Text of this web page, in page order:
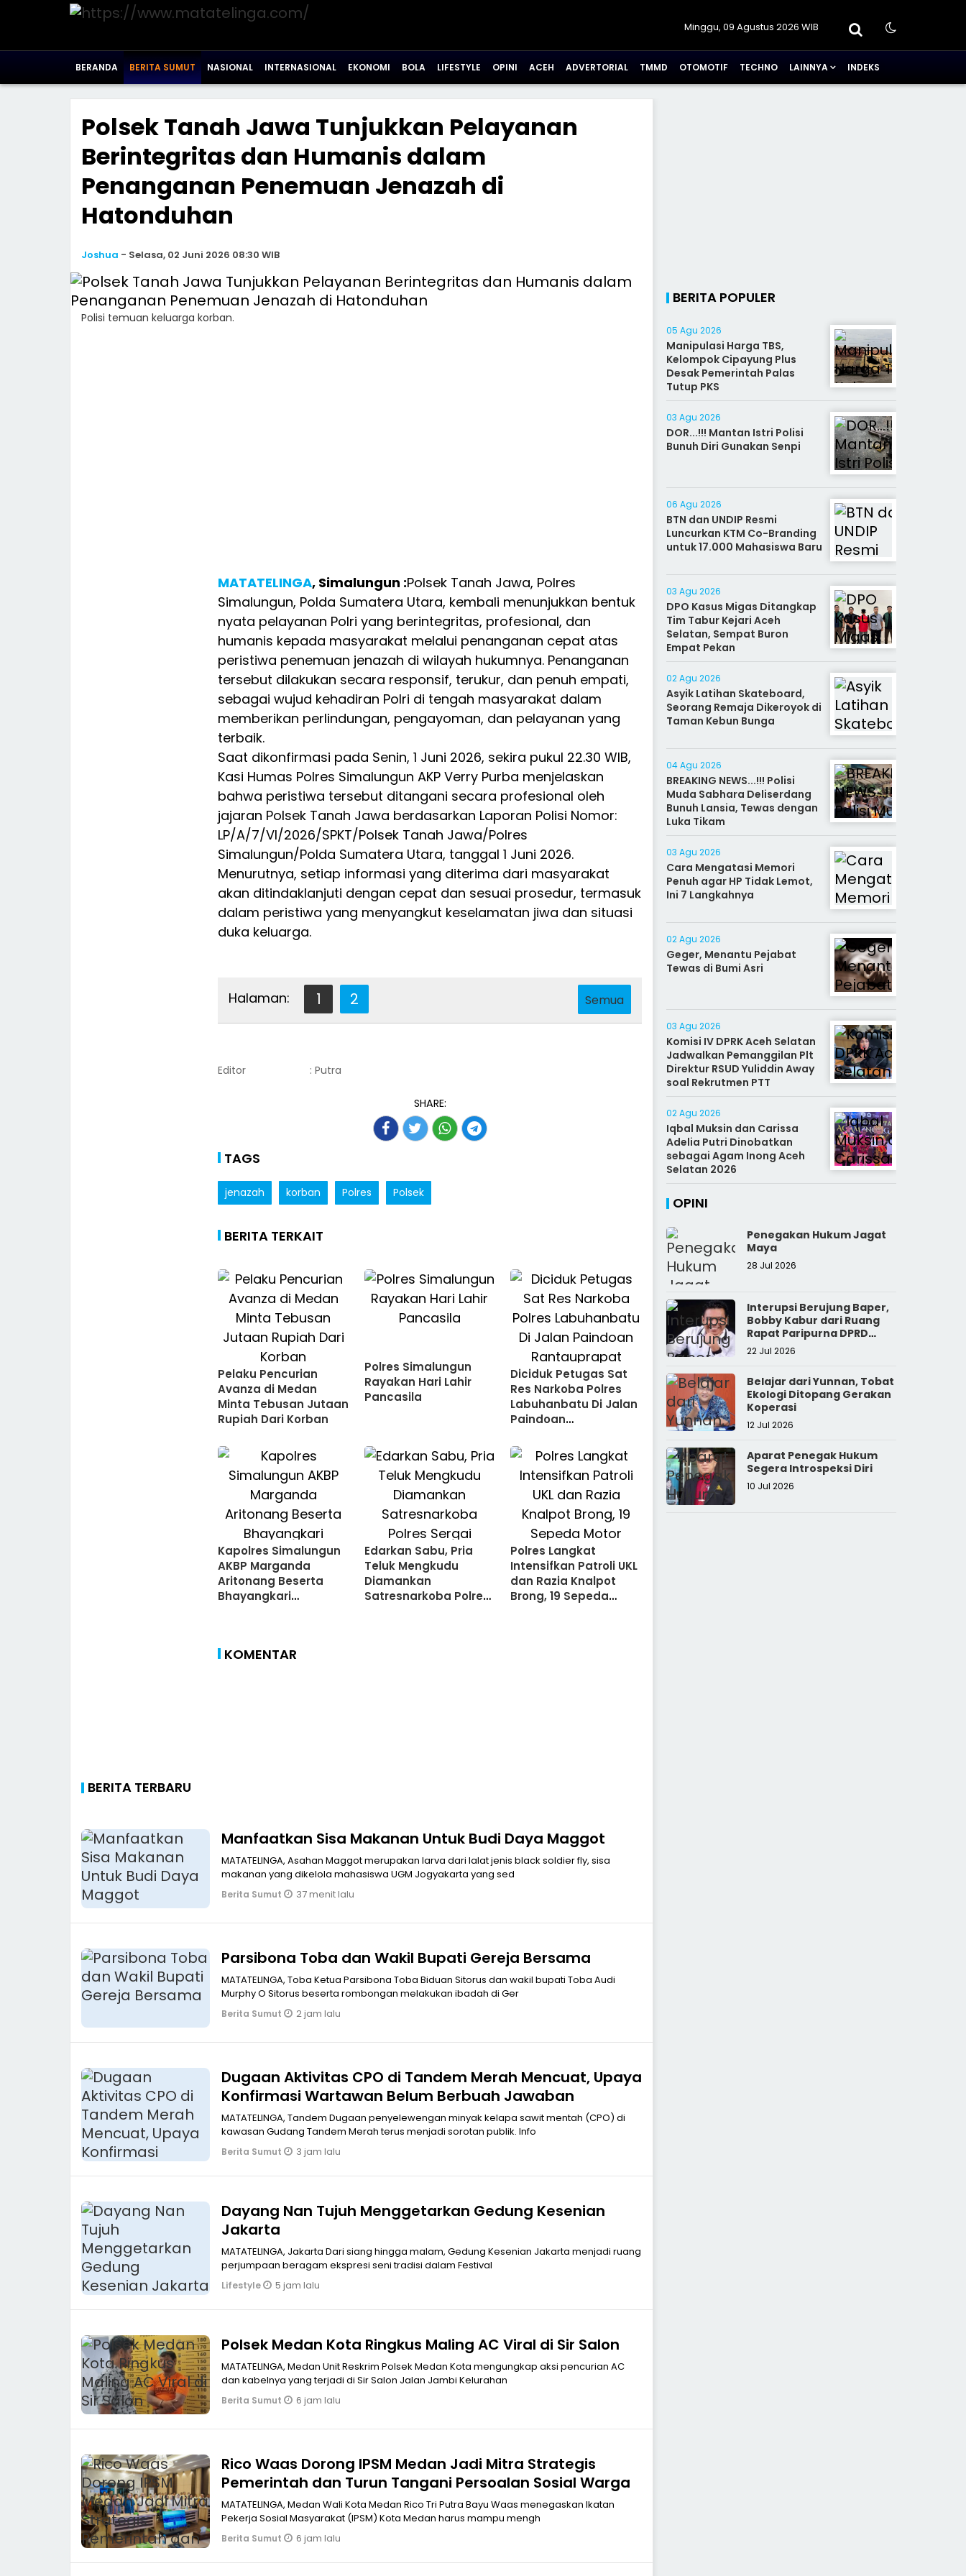
Minggu, 09 Agustus 2026 WIB
BERANDA BERITA SUMUT NASIONAL INTERNASIONAL EKONOMI BOLA LIFESTYLE OPINI ACEH ADVERTORIAL TMMD OTOMOTIF TECHNO LAINNYA INDEKS
Polsek Tanah Jawa Tunjukkan Pelayanan
Berintegritas dan Humanis dalam
Penanganan Penemuan Jenazah di
Hatonduhan
Joshua - Selasa, 02 Juni 2026 08:30 WIB
Polisi temuan keluarga korban.
MATATELINGA, Simalungun :Polsek Tanah Jawa, Polres
Simalungun, Polda Sumatera Utara, kembali menunjukkan bentuk
nyata pelayanan Polri yang berintegritas, profesional, dan
humanis kepada masyarakat melalui penanganan cepat atas
peristiwa penemuan jenazah di wilayah hukumnya. Penanganan
tersebut dilakukan secara responsif, terukur, dan penuh empati,
sebagai wujud kehadiran Polri di tengah masyarakat dalam
memberikan perlindungan, pengayoman, dan pelayanan yang
terbaik.
Saat dikonfirmasi pada Senin, 1 Juni 2026, sekira pukul 22.30 WIB,
Kasi Humas Polres Simalungun AKP Verry Purba menjelaskan
bahwa peristiwa tersebut ditangani secara profesional oleh
jajaran Polsek Tanah Jawa berdasarkan Laporan Polisi Nomor:
LP/A/7/VI/2026/SPKT/Polsek Tanah Jawa/Polres
Simalungun/Polda Sumatera Utara, tanggal 1 Juni 2026.
Menurutnya, setiap informasi yang diterima dari masyarakat
akan ditindaklanjuti dengan cepat dan sesuai prosedur, termasuk
dalam peristiwa yang menyangkut keselamatan jiwa dan situasi
duka keluarga.
Halaman: 1 2 Semua
Editor : Putra
SHARE:
TAGS
jenazah korban Polres Polsek
BERITA TERKAIT
Pelaku Pencurian
Avanza di Medan
Minta Tebusan Jutaan
Rupiah Dari Korban
Polres Simalungun
Rayakan Hari Lahir
Pancasila
Diciduk Petugas Sat
Res Narkoba Polres
Labuhanbatu Di Jalan
Paindoan
Kapolres Simalungun
AKBP Marganda
Aritonang Beserta
Bhayangkari
Jaga Persatuan
Edarkan Sabu, Pria
Teluk Mengkudu
Diamankan
Satresnarkoba Polres
Polres Langkat
Intensifkan Patroli UKL
dan Razia Knalpot
Brong, 19 Sepeda
KOMENTAR
BERITA TERBARU
Manfaatkan Sisa Makanan Untuk Budi Daya Maggot
MATATELINGA, Asahan Maggot merupakan larva dari lalat jenis black soldier fly, sisa
makanan yang dikelola mahasiswa UGM Jogyakarta yang sed
Berita Sumut 37 menit lalu
Parsibona Toba dan Wakil Bupati Gereja Bersama
MATATELINGA, Toba Ketua Parsibona Toba Biduan Sitorus dan wakil bupati Toba Audi
Murphy O Sitorus beserta rombongan melakukan ibadah di Ger
Berita Sumut 2 jam lalu
Dugaan Aktivitas CPO di Tandem Merah Mencuat, Upaya
Konfirmasi Wartawan Belum Berbuah Jawaban
MATATELINGA, Tandem Dugaan penyelewengan minyak kelapa sawit mentah (CPO) di
kawasan Gudang Tandem Merah terus menjadi sorotan publik. Info
Berita Sumut 3 jam lalu
Dayang Nan Tujuh Menggetarkan Gedung Kesenian
Jakarta
MATATELINGA, Jakarta Dari siang hingga malam, Gedung Kesenian Jakarta menjadi ruang
perjumpaan beragam ekspresi seni tradisi dalam Festival
Lifestyle 5 jam lalu
Polsek Medan Kota Ringkus Maling AC Viral di Sir Salon
MATATELINGA, Medan Unit Reskrim Polsek Medan Kota mengungkap aksi pencurian AC
dan kabelnya yang terjadi di Sir Salon Jalan Jambi Kelurahan
Berita Sumut 6 jam lalu
Rico Waas Dorong IPSM Medan Jadi Mitra Strategis
Pemerintah dan Turun Tangani Persoalan Sosial Warga
MATATELINGA, Medan Wali Kota Medan Rico Tri Putra Bayu Waas menegaskan Ikatan
Pekerja Sosial Masyarakat (IPSM) Kota Medan harus mampu mengh
Berita Sumut 6 jam lalu
BERITA POPULER
05 Agu 2026
Manipulasi Harga TBS,
Kelompok Cipayung Plus
Desak Pemerintah Palas
Tutup PKS
03 Agu 2026
DOR...!!! Mantan Istri Polisi
Bunuh Diri Gunakan Senpi
06 Agu 2026
BTN dan UNDIP Resmi
Luncurkan KTM Co-Branding
untuk 17.000 Mahasiswa Baru
03 Agu 2026
DPO Kasus Migas Ditangkap
Tim Tabur Kejari Aceh
Selatan, Sempat Buron
Empat Pekan
02 Agu 2026
Asyik Latihan Skateboard,
Seorang Remaja Dikeroyok di
Taman Kebun Bunga
04 Agu 2026
BREAKING NEWS...!!! Polisi
Muda Sabhara Deliserdang
Bunuh Lansia, Tewas dengan
Luka Tikam
03 Agu 2026
Cara Mengatasi Memori
Penuh agar HP Tidak Lemot,
Ini 7 Langkahnya
02 Agu 2026
Geger, Menantu Pejabat
Tewas di Bumi Asri
03 Agu 2026
Komisi IV DPRK Aceh Selatan
Jadwalkan Pemanggilan Plt
Direktur RSUD Yuliddin Away
soal Rekrutmen PTT
02 Agu 2026
Iqbal Muksin dan Carissa
Adelia Putri Dinobatkan
sebagai Agam Inong Aceh
Selatan 2026
OPINI
Penegakan Hukum Jagat
Maya
28 Jul 2026
Interupsi Berujung Baper,
Bobby Kabur dari Ruang
Rapat Paripurna DPRD
Sumut
22 Jul 2026
Belajar dari Yunnan, Tobat
Ekologi Ditopang Gerakan
Koperasi
12 Jul 2026
Aparat Penegak Hukum
Segera Introspeksi Diri
10 Jul 2026